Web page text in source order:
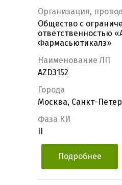
Организация,
Общество с
ответственностью
Фармасьютикалз»
Наименование ЛП
AZD3152
Города
Москва, Санкт-
Фаза КИ
Подробнее